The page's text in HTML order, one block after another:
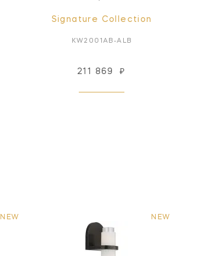
Signature Collection
KW2001AB-ALB
211 869 ₽
NEW NEW